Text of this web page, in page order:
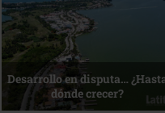
Bottega, un viaje servido a la
mesa